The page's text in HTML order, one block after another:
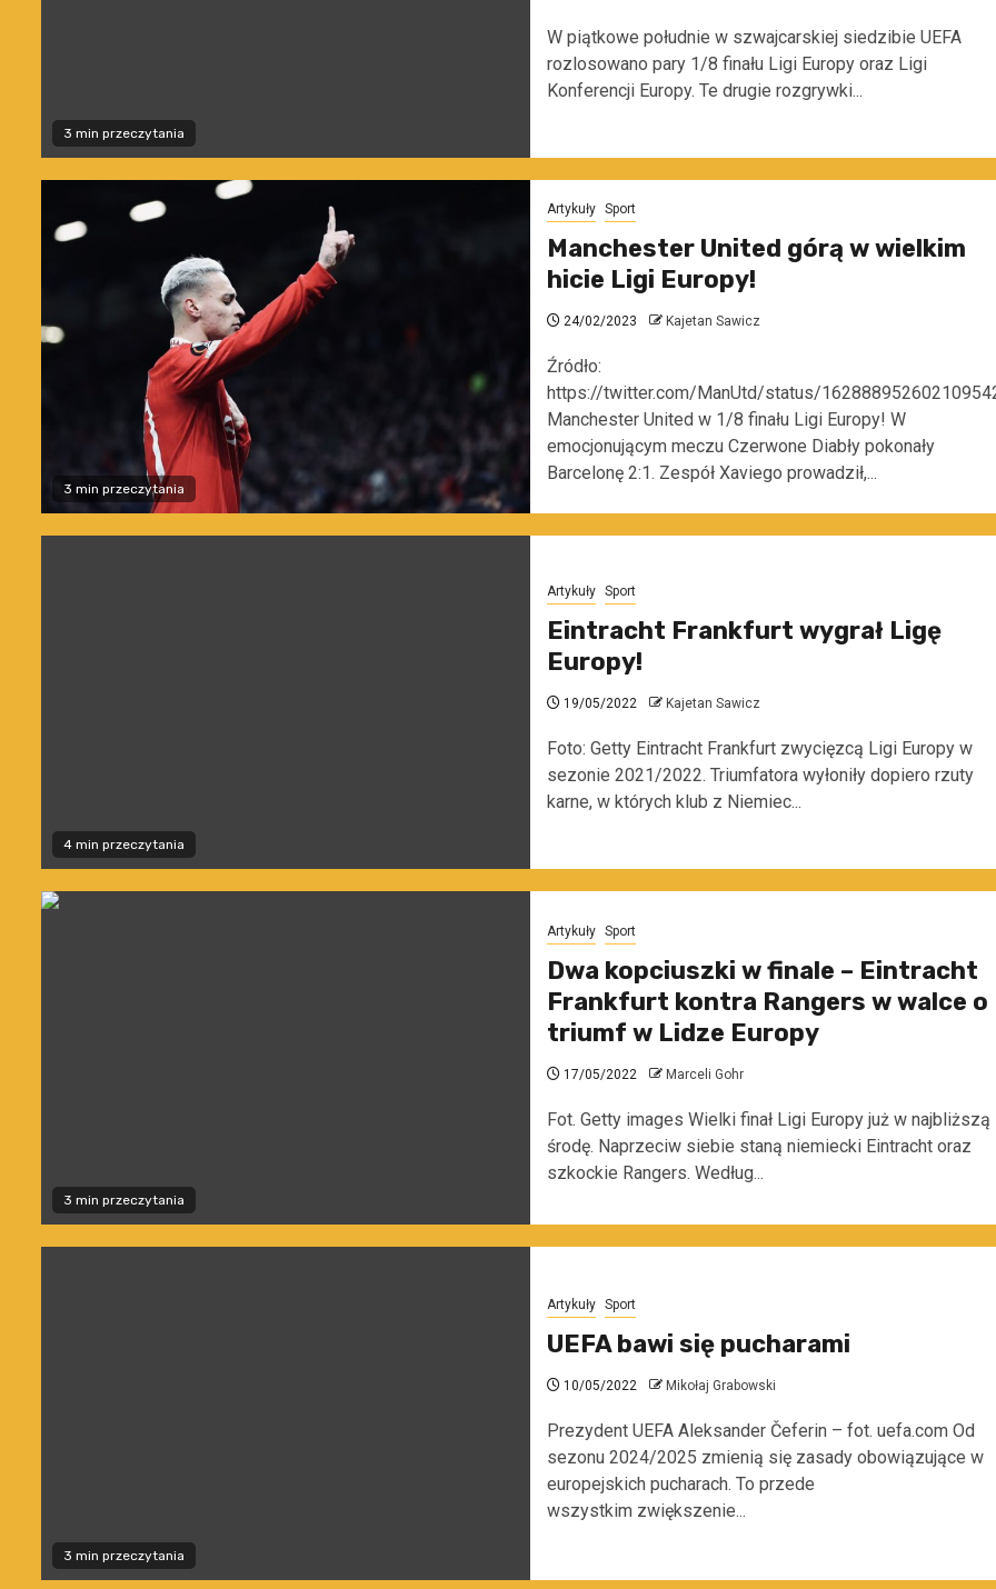
3 min przeczytania
W piątkowe południe w szwajcarskiej siedzibie UEFA
rozlosowano pary 1/8 finału Ligi Europy oraz Ligi
Konferencji Europy. Te drugie rozgrywki...
3 min przeczytania
Artykuły Sport
Manchester United górą w wielkim
hicie Ligi Europy!
24/02/2023 Kajetan Sawicz
Źródło:
https://twitter.com/ManUtd/status/
Manchester United w 1/8 finału Ligi Europy! W
emocjonującym meczu Czerwone Diabły pokonały
Barcelonę 2:1. Zespół Xaviego prowadził,...
4 min przeczytania
Artykuły Sport
Eintracht Frankfurt wygrał Ligę
Europy!
19/05/2022 Kajetan Sawicz
Foto: Getty Eintracht Frankfurt zwycięzcą Ligi Europy w
sezonie 2021/2022. Triumfatora wyłoniły dopiero rzuty
karne, w których klub z Niemiec...
3 min przeczytania
Artykuły Sport
Dwa kopciuszki w finale – Eintracht
Frankfurt kontra Rangers w walce o
triumf w Lidze Europy
17/05/2022 Marceli Gohr
Fot. Getty images Wielki finał Ligi Europy już w najbliższą
środę. Naprzeciw siebie staną niemiecki Eintracht oraz
szkockie Rangers. Według...
3 min przeczytania
Artykuły Sport
UEFA bawi się pucharami
10/05/2022 Mikołaj Grabowski
Prezydent UEFA Aleksander Čeferin – fot. uefa.com Od
sezonu 2024/2025 zmienią się zasady obowiązujące w
europejskich pucharach. To przede
wszystkim zwiększenie...